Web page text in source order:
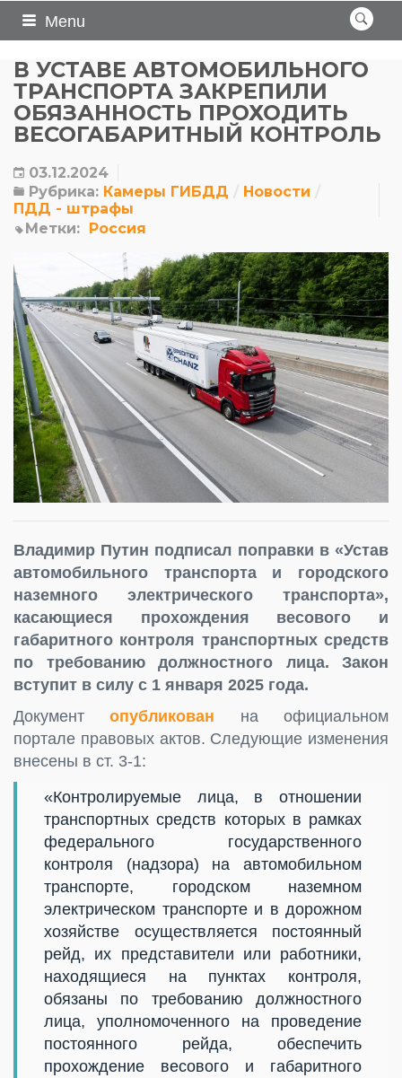
Menu
В УСТАВЕ АВТОМОБИЛЬНОГО
ТРАНСПОРТА ЗАКРЕПИЛИ
ОБЯЗАННОСТЬ ПРОХОДИТЬ
ВЕСОГАБАРИТНЫЙ КОНТРОЛЬ
03.12.2024
Рубрика: Камеры ГИБДД
Новости
ПДД - штрафы
Метки: Россия
Владимир Путин подписал поправки в «Устав
автомобильного транспорта и городского
наземного электрического транспорта»,
касающиеся прохождения весового и
габаритного контроля транспортных средств
по требованию должностного лица. Закон
вступит в силу с 1 января 2025 года.
Документопубликован на официальном
портале правовых актов. Следующие изменения
внесены в ст. 3-1:
«Контролируемые лица, в отношении
транспортных средств которых в рамках
федерального государственного
контроля (надзора) на автомобильном
транспорте, городском наземном
электрическом транспорте и в дорожном
хозяйстве осуществляется постоянный
рейд, их представители или работники,
находящиеся на пунктах контроля,
обязаны по требованию должностного
лица, уполномоченного на проведение
постоянного рейда, обеспечить
прохождение весового и габаритного